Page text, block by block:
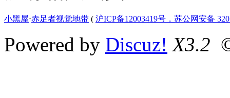
小黑屋⋅赤足者视觉地带 ( 沪ICP备12003419号，苏公网安备
Powered by Discuz! X3.2